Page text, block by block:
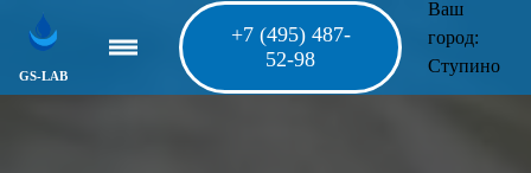
GS-LAB
+7 (495) 487-
52-98
Ваш
город:
Ступино